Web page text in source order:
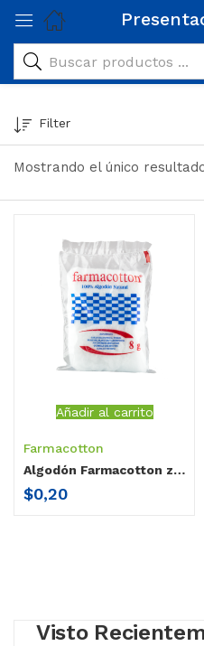
Mostrando el único
Filter
Añadir al carrito
Farmacotton
Algodón Farmacotton zig zag 8 gr
$0,20
Visto